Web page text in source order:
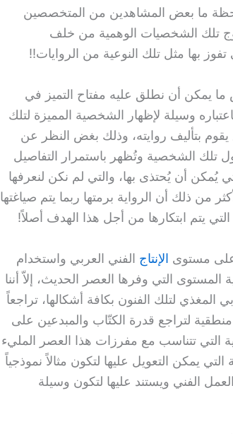
ما بعض المشاهدين من المتخصصين
تلك الشخصيات الوهمية من خلف
تفوز بها مثل تلك النوعية من الروايات!!
ما يمكن أن نطلق عليه مفتاح التميز في
وسيلة لإظهار الشخصية المميزة لتلك
يقوم بتأليف روايته، وذلك بغض النظر عن
تلك الشخصية وتُظهر باستمرار التفاصيل
يُمكن أن يُحتذى بها، والتي لم نكن لنعرفها
من ذلك أن الرواية برمتها ربما يتم صياغتها
يتم ابتكارها من أجل هذا الهدف أصلاً!
على مستوى الإنتاج الفني العربي واستخدام
المستوى التي وفرها العصر الحديث، إلاّ أننا
المغذي لتلك الفنون بكافة أشكالها، تراجعاً
لتراجع قدرة الكتّاب والمبدعين على
التي تتناسب مع مفرزات هذا العصر المليء
يمكن التعويل عليها لتكون مثالاً نموذجياً
الفني ويستند عليها لتكون وسيلة